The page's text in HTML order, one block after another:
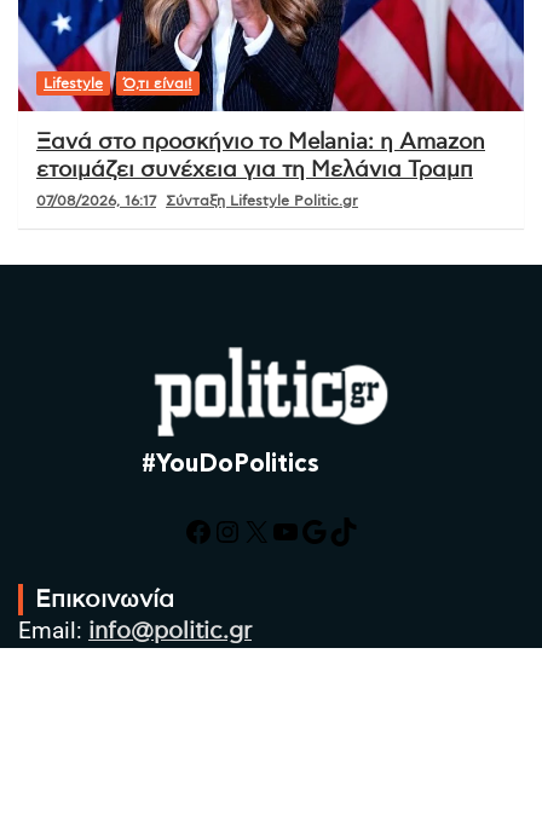
Lifestyle Ό,τι είναι!
Ξανά στο προσκήνιο το Melania: η Amazon
ετοιμάζει συνέχεια για τη Μελάνια Τραμπ
07/08/2026, 16:17 Σύνταξη Lifestyle Politic.gr
#YouDoPolitics
Facebook
Instagram
X YouTube
Google
TikTok
Επικοινωνία
Email: info@politic.gr